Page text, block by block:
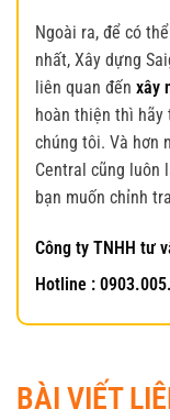
Ngoài ra, để có
nhất, Xây dựng
liên quan đến xây
hoàn thiện thì hãy
chúng tôi. Và hơn
Central cũng luôn
bạn muốn chỉnh
Công ty TNHH tư
Hotline :
BÀI VIẾT